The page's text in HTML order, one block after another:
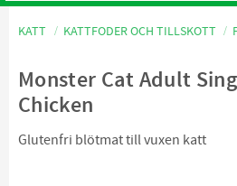
KATT KATTFODER OCH TILLSKOTT
Monster Cat Adult
Chicken
Glutenfri blötmat till vuxen katt